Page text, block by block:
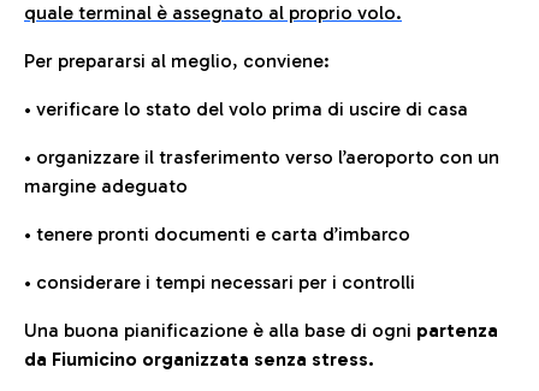
quale terminal è assegnato al proprio volo.
Per prepararsi al meglio, conviene:
• verificare lo stato del volo prima di uscire di casa
• organizzare il trasferimento verso l’aeroporto con un
margine adeguato
• tenere pronti documenti e carta d’imbarco
• considerare i tempi necessari per i controlli
Una buona pianificazione è alla base di ogni partenza
da Fiumicino organizzata senza stress.